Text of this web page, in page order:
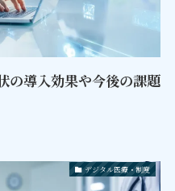
の導入効果や今後の課題
デジタル医療・制度